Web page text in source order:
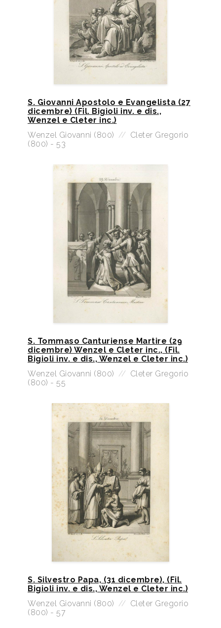
S. Giovanni Apostolo e Evangelista (27
dicembre) (Fil. Bigioli inv. e dis.,
Wenzel e Cleter inc.)
Wenzel Giovanni (800) // Cleter Gregorio
(800) - 53
S. Tommaso Canturiense Martire (29
dicembre) Wenzel e Cleter inc., (Fil.
Bigioli inv. e dis., Wenzel e Cleter inc.)
Wenzel Giovanni (800) // Cleter Gregorio
(800) - 55
S. Silvestro Papa, (31 dicembre), (Fil.
Bigioli inv. e dis., Wenzel e Cleter inc.)
Wenzel Giovanni (800) // Cleter Gregorio
(800) - 57